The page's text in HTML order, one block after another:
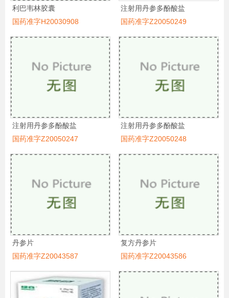
利巴韦林胶囊
国药准字H20030908
注射用丹参多酚酸盐
国药准字Z20050249
注射用丹参多酚酸盐
国药准字Z20050247
注射用丹参多酚酸盐
国药准字Z20050248
丹参片
国药准字Z20043587
复方丹参片
国药准字Z20043586